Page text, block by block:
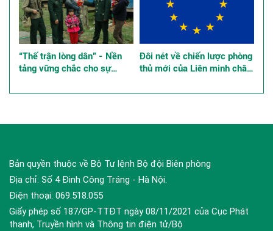
“Thế trận lòng dân” - Nền
tảng vững chắc cho sự
Tổ quốc ở các tỉnh, thành
Đôi nét về chiến lược phòng
thủ mới của Liên minh châu
ninh khu vực và quốc tế
Bản quyền thuộc về Bộ Tư lệnh Bộ đội Biên phòng
Địa chỉ: Số 4 Đinh Công Tráng - Hà Nội.
Điện thoại: 069.518.055
Giấy phép số 187/GP-TTĐT ngày 08/11/2021 của Cục Phát
thanh, Truyền hình và Thông tin điện tử/Bộ